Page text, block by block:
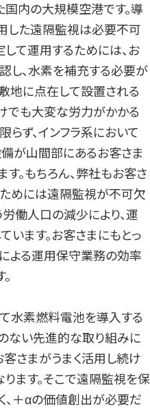
国内の大規模空港です。導
した遠隔監視は必要不可
て運用するためには、お
し、水素を補充する必要が
地に点在して設置される
でも大変な労力がかかる
らず、インフラ系において
が山間部にあるお客さま
。もちろん、弊社もお客さ
めには遠隔監視が不可欠
働人口の減少により、運
ます。お客さまにもとっ
よる運用保守業務の効率
水素燃料電池を導入する
ない先進的な取り組みに
客さまがうまく活用し続け
ます。そこで遠隔監視を保
、＋αの価値創出が必要だ